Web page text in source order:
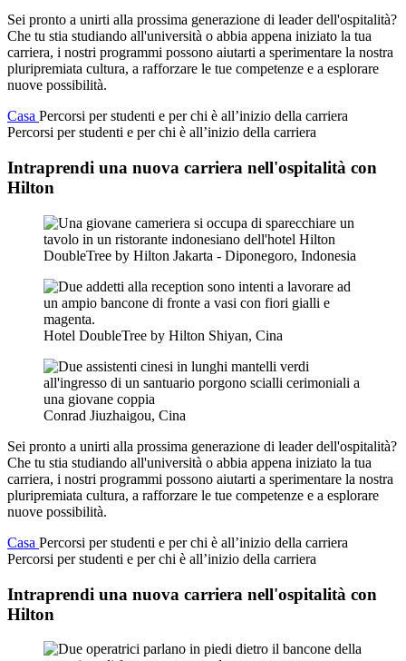
Sei pronto a unirti alla prossima generazione di leader dell'ospitalità?
Che tu stia studiando all'università o abbia appena iniziato la tua
carriera, i nostri programmi possono aiutarti a sperimentare la nostra
pluripremiata cultura, a rafforzare le tue competenze e a esplorare
nuove possibilità.
Casa Percorsi per studenti e per chi è all’inizio della carriera
Percorsi per studenti e per chi è all’inizio della carriera
Intraprendi una nuova carriera nell'ospitalità con
Hilton
DoubleTree by Hilton Jakarta - Diponegoro, Indonesia
Hotel DoubleTree by Hilton Shiyan, Cina
Conrad Jiuzhaigou, Cina
Sei pronto a unirti alla prossima generazione di leader dell'ospitalità?
Che tu stia studiando all'università o abbia appena iniziato la tua
carriera, i nostri programmi possono aiutarti a sperimentare la nostra
pluripremiata cultura, a rafforzare le tue competenze e a esplorare
nuove possibilità.
Casa Percorsi per studenti e per chi è all’inizio della carriera
Percorsi per studenti e per chi è all’inizio della carriera
Intraprendi una nuova carriera nell'ospitalità con
Hilton